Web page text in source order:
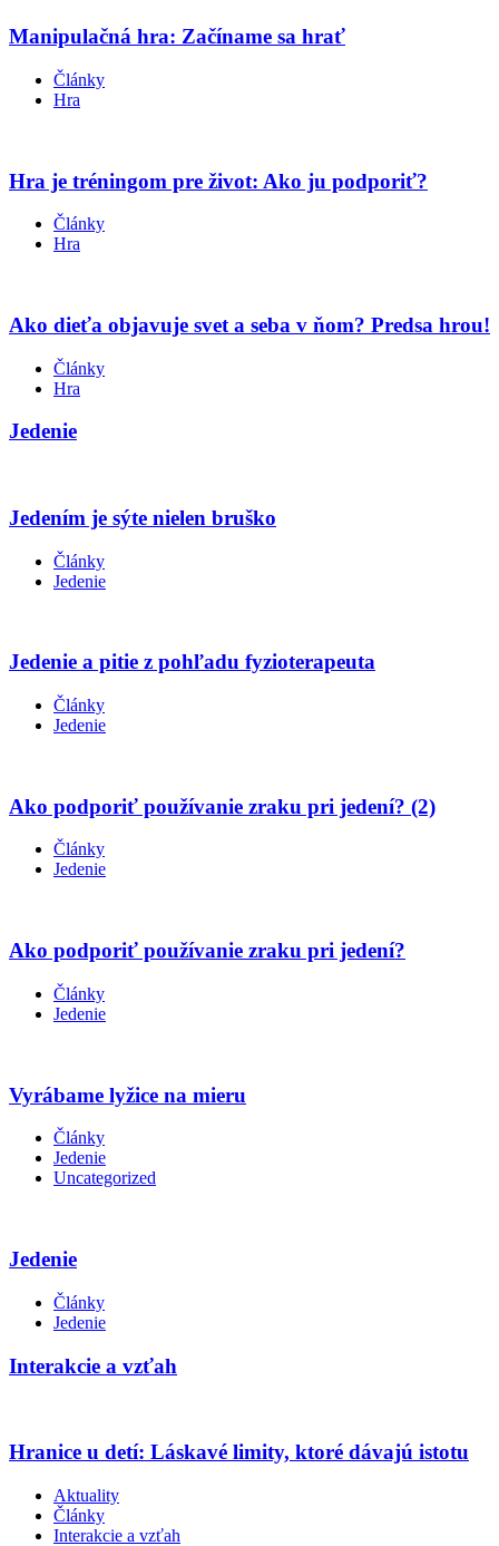
Manipulačná hra: Začíname sa hrať
Články
Hra
Hra je tréningom pre život: Ako ju podporiť?
Články
Hra
Ako dieťa objavuje svet a seba v ňom? Predsa hrou!
Články
Hra
Jedenie
Jedením je sýte nielen bruško
Články
Jedenie
Jedenie a pitie z pohľadu fyzioterapeuta
Články
Jedenie
Ako podporiť používanie zraku pri jedení? (2)
Články
Jedenie
Ako podporiť používanie zraku pri jedení?
Články
Jedenie
Vyrábame lyžice na mieru
Články
Jedenie
Uncategorized
Jedenie
Články
Jedenie
Interakcie a vzťah
Hranice u detí: Láskavé limity, ktoré dávajú istotu
Aktuality
Články
Interakcie a vzťah